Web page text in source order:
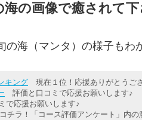
海の画像で癒されて
の海（マンタ）の様子もわ
キング 現在１位！応援ありがとうご
評価と口コミで応援お願いします♪
で応援お願いします♪
チラ！「コース評価アンケート」内の